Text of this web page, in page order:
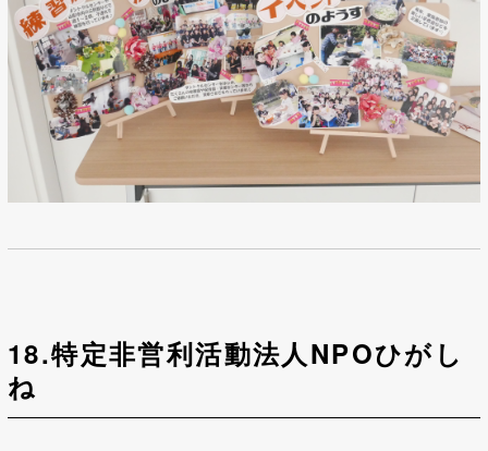
18.特定非営利活動法人NPOひがし
ね